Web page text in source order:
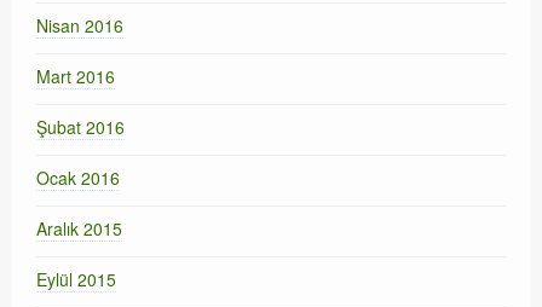
Nisan 2016
Mart 2016
Şubat 2016
Ocak 2016
Aralık 2015
Eylül 2015